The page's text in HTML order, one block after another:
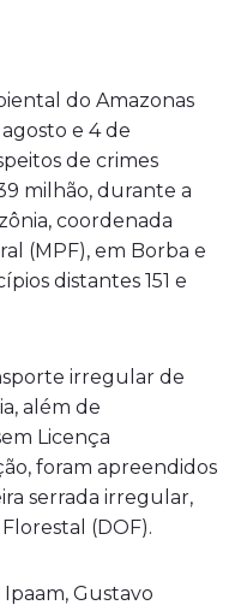
do Amazonas
e 4 de
de crimes
milhão, durante a
coordenada
(MPF), em Borba e
distantes 151 e
irregular de
além de
Licença
foram apreendidos
serrada irregular,
(DOF).
Gustavo